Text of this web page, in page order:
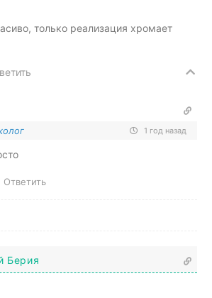
только реализация хромает
1 год назад
Ответить
Берия